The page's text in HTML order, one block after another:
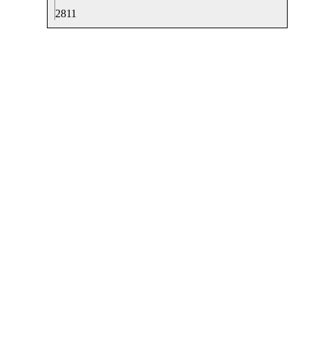
2811